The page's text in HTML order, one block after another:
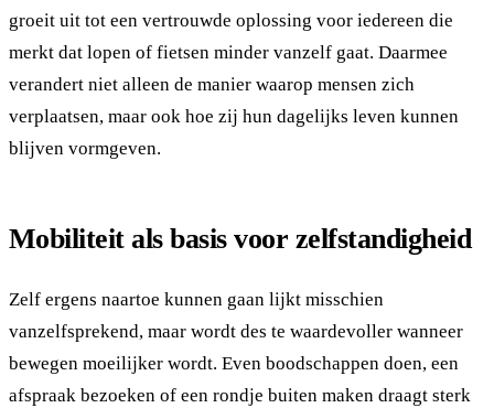
groeit uit tot een vertrouwde oplossing voor iedereen die
merkt dat lopen of fietsen minder vanzelf gaat. Daarmee
verandert niet alleen de manier waarop mensen zich
verplaatsen, maar ook hoe zij hun dagelijks leven kunnen
blijven vormgeven.
Mobiliteit als basis voor zelfstandigheid
Zelf ergens naartoe kunnen gaan lijkt misschien
vanzelfsprekend, maar wordt des te waardevoller wanneer
bewegen moeilijker wordt. Even boodschappen doen, een
afspraak bezoeken of een rondje buiten maken draagt sterk